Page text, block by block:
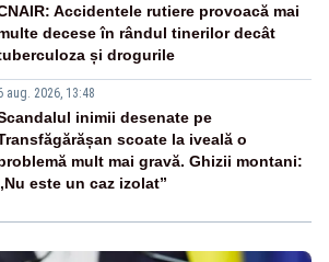
Accidentele rutiere provoacă mai
decese în rândul tinerilor decât
și drogurile
aug. 2026, 13:48
inimii desenate pe
scoate la iveală o
mult mai gravă. Ghizii montani:
este un caz izolat”